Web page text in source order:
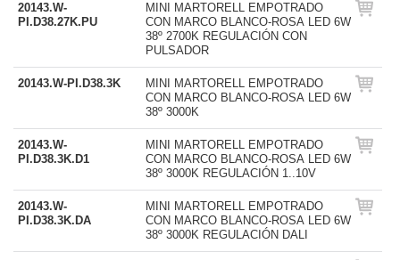
20143.W-
PI.D38.27K.PU
MINI MARTORELL EMPOTRADO
CON MARCO BLANCO-ROSA LED 6W
38º 2700K REGULACIÓN CON
PULSADOR
20143.W-PI.D38.3K
MINI MARTORELL EMPOTRADO
CON MARCO BLANCO-ROSA LED 6W
38º 3000K
20143.W-
PI.D38.3K.D1
MINI MARTORELL EMPOTRADO
CON MARCO BLANCO-ROSA LED 6W
38º 3000K REGULACIÓN 1..10V
20143.W-
PI.D38.3K.DA
MINI MARTORELL EMPOTRADO
CON MARCO BLANCO-ROSA LED 6W
38º 3000K REGULACIÓN DALI